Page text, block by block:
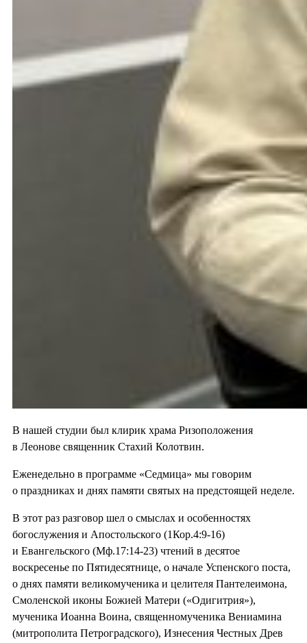
В нашей студии был клирик храма Ризоположения
в Леонове священник Стахий Колотвин.
Еженедельно в программе «Седмица» мы говорим
о праздниках и днях памяти святых на предстоящей неделе.
В этот раз разговор шел о смыслах и особенностях
богослужения и Апостольского (1Кор.4:9-16)
и Евангельского (Мф.17:14-23) чтений в десятое
воскресенье по Пятидесятнице, о начале Успенского поста,
о днях памяти великомученика и целителя Пантелеимона,
Смоленской иконы Божией Матери («Одигитрия»),
мученика Иоанна Воина, священномученика Вениамина
(митрополита Петроградского), Изнесения Честных Древ